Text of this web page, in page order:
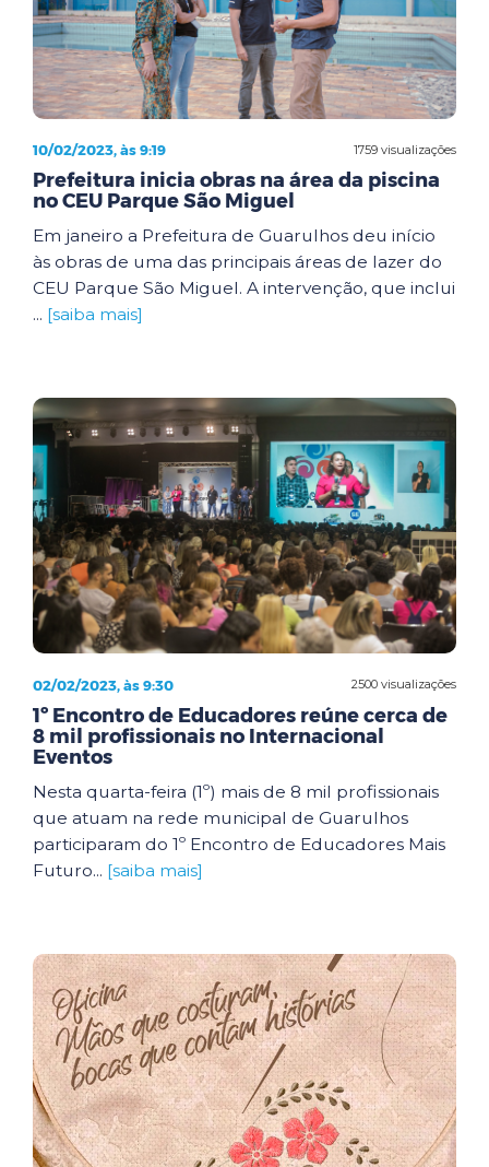
1759 visualizações
10/02/2023, às 9:19
Prefeitura inicia obras na área da piscina
no CEU Parque São Miguel
Em janeiro a Prefeitura de Guarulhos deu início
às obras de uma das principais áreas de lazer do
CEU Parque São Miguel. A intervenção, que inclui
... [saiba mais]
2500 visualizações
02/02/2023, às 9:30
1º Encontro de Educadores reúne cerca de
8 mil profissionais no Internacional
Eventos
Nesta quarta-feira (1º) mais de 8 mil profissionais
que atuam na rede municipal de Guarulhos
participaram do 1º Encontro de Educadores Mais
Futuro... [saiba mais]